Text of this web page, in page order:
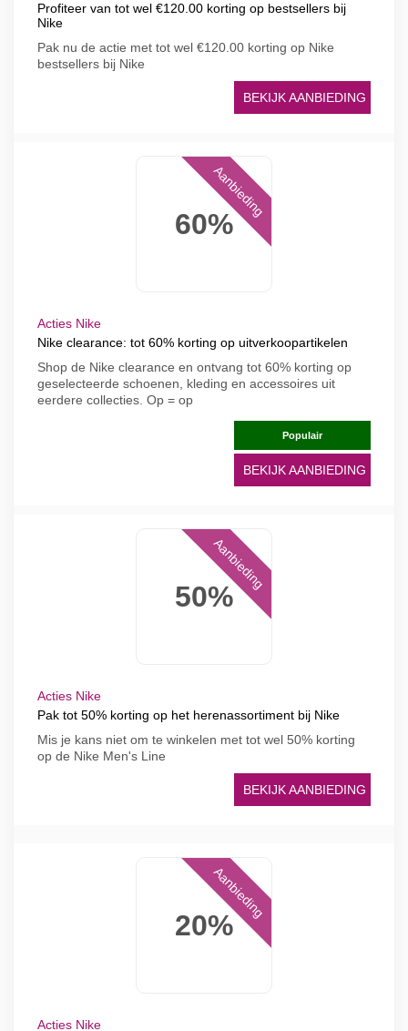
Profiteer van tot wel €120.00 korting op bestsellers bij
Nike
Pak nu de actie met tot wel €120.00 korting op Nike
bestsellers bij Nike
BEKIJK AANBIEDING
60%
Aanbieding
Acties Nike
Nike clearance: tot 60% korting op uitverkoopartikelen
Shop de Nike clearance en ontvang tot 60% korting op
geselecteerde schoenen, kleding en accessoires uit
eerdere collecties. Op = op
Populair
BEKIJK AANBIEDING
50%
Aanbieding
Acties Nike
Pak tot 50% korting op het herenassortiment bij Nike
Mis je kans niet om te winkelen met tot wel 50% korting
op de Nike Men's Line
BEKIJK AANBIEDING
20%
Aanbieding
Acties Nike